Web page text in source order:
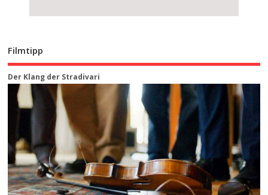
Filmtipp
Der Klang der Stradivari